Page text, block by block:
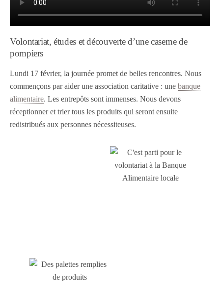
Volontariat, études et découverte d’une caserne de
pompiers
Lundi 17 février, la journée promet de belles rencontres. Nous
commençons par aider une association caritative : une banque
alimentaire. Les entrepôts sont immenses. Nous devons
réceptionner et trier tous les produits qui seront ensuite
redistribués aux personnes nécessiteuses.